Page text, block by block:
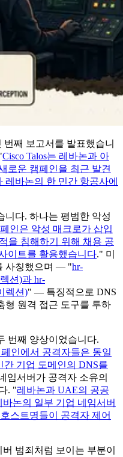
번째 보고서를 발표했습니
Cisco Talos는 레바논과 아
로운 캠페인을 최근 발견
레바논의 한 민간 항공사에
니다. 하나는 평범한 악성
인은 악성 매크로가 삽입
을 침해하기 위해 채용 공
이트를 활용했습니다." 미
사칭했으며 — "hr-
션)과 hr-
렉션)" — 특징적으로 DNS
형 원격 접근 도구를 투하
번째 양상이었습니다.
인에서 공격자들은 동일
간 기업 도메인의 DNS를
임서버가 공격자 소유의
. "레바논과 UAE의 공공
논의 일부 기업 네임서버
스트명들이 공격자 제어
범죄처럼 보이는 부분이